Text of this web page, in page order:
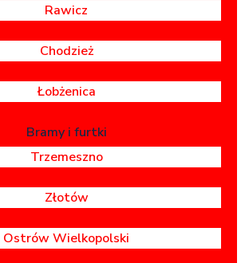
Rawicz
Chodzież
Łobżenica
Bramy i furtki
Trzemeszno
Złotów
Ostrów Wielkopolski